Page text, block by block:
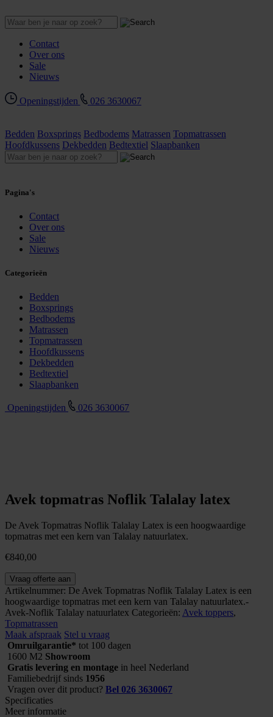
Contact
Over ons
Sale
Nieuws
Openingstijden 026 3630067
Bedden Boxsprings Bedbodems Matrassen Topmatrassen
Hoofdkussens Dekbedden Bedtextiel Slaapbanken
Pagina's
Contact
Over ons
Sale
Nieuws
Categorieën
Bedden
Boxsprings
Bedbodems
Matrassen
Topmatrassen
Hoofdkussens
Dekbedden
Bedtextiel
Slaapbanken
Openingstijden 026 3630067
Avek topmatras Noflik Talalay latex
De Avek Topmatras Noflik Talalay Latex is een hoogwaardige
topmatras met een kern van Talalay natuurlatex.
€840,00
Avek
topmatras
Noflik
Talalay
latex
aantal
Vraag offerte aan
Artikelnummer: De Avek Topmatras Noflik Talalay Latex is een
hoogwaardige topmatras met een kern van Talalay natuurlatex.-
Avek-Noflik Talalay natuurlatex Categorieën: Avek toppers,
Topmatrassen
Maak afspraak Stel u vraag
Omruilgarantie* tot 100 dagen
1600 M2 Showroom
Gratis levering en montage in heel Nederland
Familiebedrijf sinds 1956
Vragen over dit product? Bel 026 3630067
Specificaties
Meer informatie